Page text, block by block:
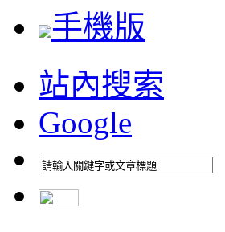
手機版
站內搜索
Google